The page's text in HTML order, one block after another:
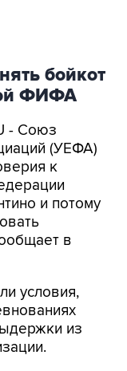
бойкот
ФИФА
- Союз
(УЕФА)
к
и потому
в
условия,
из